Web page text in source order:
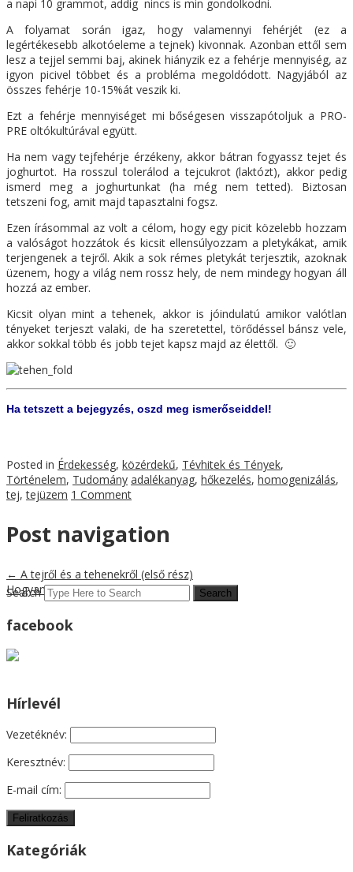
a napi 10 grammot, addig nincs is min gondolkodni.
A folyamat során igaz, hogy valamennyi fehérjét (ez a
legértékesebb alkotóeleme a tejnek) kivonnak. Azonban ettől sem
lesz a tejjel semmi baj, akinek hiányzik ez a fehérje mennyiség, az
igyon picivel többet és a probléma megoldódott. Nagyjából az
összes fehérje 10-15%át veszik ki.
Ezt a fehérje mennyiséget mi bőségesen visszapótoljuk a PRO-
PRE oltókultúrával együtt.
Ha nem vagy tejfehérje érzékeny, akkor bátran fogyassz tejet és
joghurtot. Ha rosszul tolerálod a tejcukrot (laktózt), akkor pedig
ismerd meg a joghurtunkat (ha még nem tetted). Biztosan
tetszeni fog, amit majd tapasztalni fogsz.
Ezen írásommal az volt a célom, hogy egy picit közelebb hozzam
a valóságot hozzátok és kicsit ellensúlyozzam a pletykákat, amik
terjengenek a tejről. Akik a sok rémes pletykát terjesztik, azoknak
üzenem, hogy a világ nem rossz hely, de nem mindegy hogyan áll
hozzá az ember.
Kicsit olyan mint a tehenek, akkor is jóindulatú amikor valótlan
tényeket terjeszt valaki, de ha szeretettel, törődéssel bánsz vele,
akkor sokkal több és jobb tejet kapsz majd az élettől. 🙂
Ha tetszett a bejegyzés, oszd meg ismerőseiddel!
Posted in Érdekesség, közérdekű, Tévhitek és Tények,
Történelem, Tudomány adalékanyag, hőkezelés, homogenizálás,
tej,tejüzem 1 Comment
Post navigation
← A tejről és a tehenekről (első rész)
Hogyan ízesítsem a joghurtot→
Search
facebook
Hírlevél
Vezetéknév:
Keresztnév:
E-mail cím:
Kategóriák